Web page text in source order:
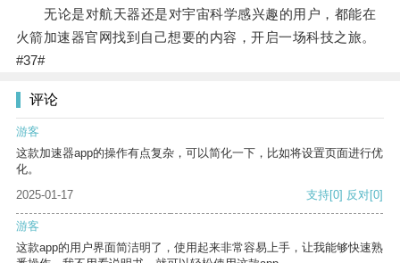
无论是对航天器还是对宇宙科学感兴趣的用户，都能在
火箭加速器官网找到自己想要的内容，开启一场科技之旅。
#37#
评论
游客
这款加速器app的操作有点复杂，可以简化一下，比如将设置页面进行优
化。
2025-01-17
支持[0] 反对[0]
游客
这款app的用户界面简洁明了，使用起来非常容易上手，让我能够快速熟